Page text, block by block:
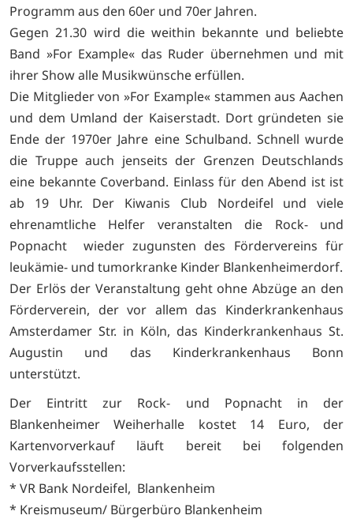
Programm aus den 60er und 70er Jahren.
Gegen 21.30 wird die weithin bekannte und beliebte
Band »For Example« das Ruder übernehmen und mit
ihrer Show alle Musikwünsche erfüllen.
Die Mitglieder von »For Example« stammen aus Aachen
und dem Umland der Kaiserstadt. Dort gründeten sie
Ende der 1970er Jahre eine Schulband. Schnell wurde
die Truppe auch jenseits der Grenzen Deutschlands
eine bekannte Coverband. Einlass für den Abend ist ist
ab 19 Uhr. Der Kiwanis Club Nordeifel und viele
ehrenamtliche Helfer veranstalten die Rock- und
Popnacht wieder zugunsten des Fördervereins für
leukämie- und tumorkranke Kinder Blankenheimerdorf.
Der Erlös der Veranstaltung geht ohne Abzüge an den
Förderverein, der vor allem das Kinderkrankenhaus
Amsterdamer Str. in Köln, das Kinderkrankenhaus St.
Augustin und das Kinderkrankenhaus Bonn
unterstützt.
Der Eintritt zur Rock- und Popnacht in der
Blankenheimer Weiherhalle kostet 14 Euro, der
Kartenvorverkauf läuft bereit bei folgenden
Vorverkaufsstellen:
* VR Bank Nordeifel, Blankenheim
* Kreismuseum/ Bürgerbüro Blankenheim